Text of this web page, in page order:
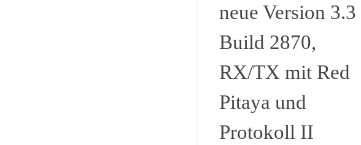
neue Version 3.3
Build 2870,
RX/TX mit Red
Pitaya und
Protokoll II